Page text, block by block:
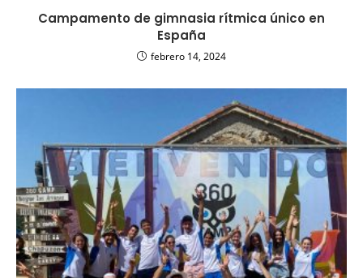
Campamento de gimnasia rítmica único en
España
febrero 14, 2024